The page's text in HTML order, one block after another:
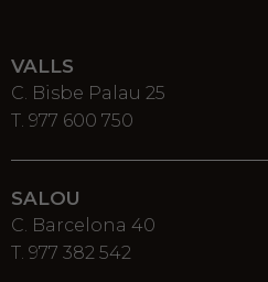
VALLS
C. Bisbe Palau 25
T. 977 600 750
SALOU
C. Barcelona 40
T. 977 382 542